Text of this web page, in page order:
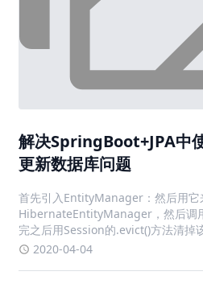
解决SpringBoot+JPA中
更新数据库问题
首先引入EntityManager：然后用
HibernateEntityManager，然后调
用，先用着吧！更新了
SpringBoot Undertow
package
io.undertow.Undertow; import
io.undertow.UndertowOptions;